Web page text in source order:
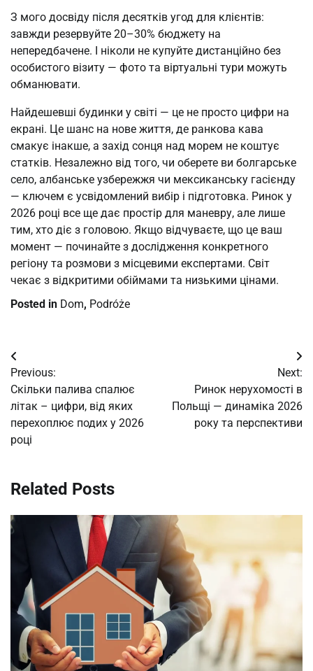
З мого досвіду після десятків угод для клієнтів:
завжди резервуйте 20–30% бюджету на
непередбачене. І ніколи не купуйте дистанційно без
особистого візиту — фото та віртуальні тури можуть
обманювати.
Найдешевші будинки у світі — це не просто цифри на
екрані. Це шанс на нове життя, де ранкова кава
смакує інакше, а захід сонця над морем не коштує
статків. Незалежно від того, чи оберете ви болгарське
село, албанське узбережжя чи мексиканську гасієнду
— ключем є усвідомлений вибір і підготовка. Ринок у
2026 році все ще дає простір для маневру, але лише
тим, хто діє з головою. Якщо відчуваєте, що це ваш
момент — починайте з дослідження конкретного
регіону та розмови з місцевими експертами. Світ
чекає з відкритими обіймами та низькими цінами.
Posted in Dom, Podróże
Post
navigation
Previous:
Скільки палива спалює
літак – цифри, від яких
перехоплює подих у 2026
році
Next:
Ринок нерухомості в
Польщі — динаміка 2026
року та перспективи
Related Posts